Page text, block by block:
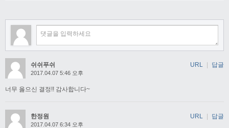
쉬쉬푸쉬
2017.04.07 5:46 오후
너무 옳으신 결정!! 감사합니다~
URL | 답글
한정원
2017.04.07 6:34 오후
URL | 답글